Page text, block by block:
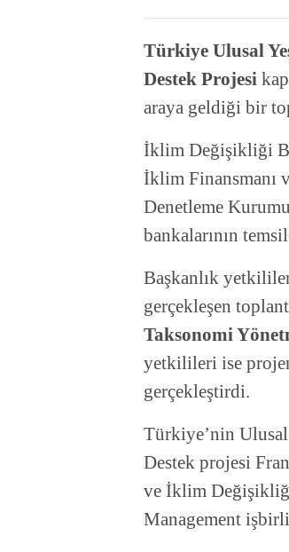
Türkiye Ulusal
Destek Projesi
araya geldiği bir
İklim Değişikliği
İklim Finansmanı
Denetleme
bankalarının
Başkanlık
gerçekleşen
Taksonomi
yetkilileri ise
gerçekleştirdi.
Türkiye’nin
Destek projesi
ve İklim
Management